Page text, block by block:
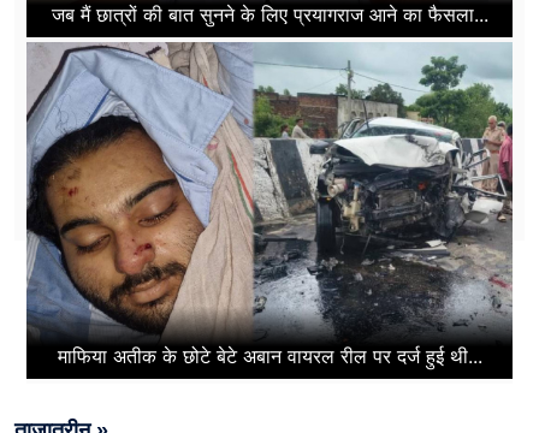
जब मैं छात्रों की बात सुनने के लिए प्रयागराज आने का फैसला...
माफिया अतीक के छोटे बेटे अबान वायरल रील पर दर्ज हुई थी...